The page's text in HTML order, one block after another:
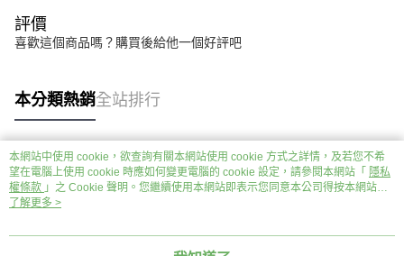
評價
喜歡這個商品嗎？購買後給他一個好評吧
本分類熱銷全站排行
熱門標籤
本網站中使用 cookie，欲查詢有關本網站使用 cookie 方式之詳情，及若您不希
望在電腦上使用 cookie 時應如何變更電腦的 cookie 設定，請參閱本網站「 隱私
權條款 」之 Cookie 聲明。您繼續使用本網站即表示您同意本公司得按本網站使
用條款之 Cookie 聲明使用 cookie。
了解更多 >